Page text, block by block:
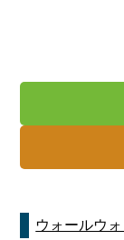
ウォールウ